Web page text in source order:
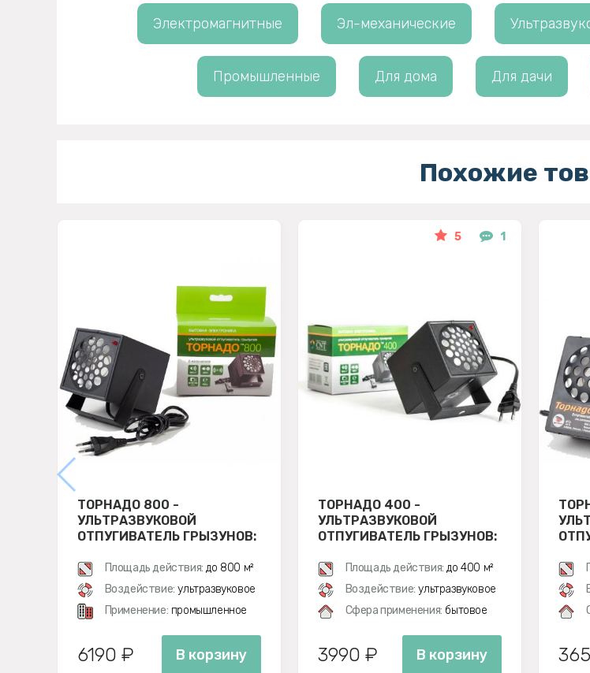
Электромагнитные Эл-механические
Промышленные Для дома Для дачи
Похожие
ТОРНАДО 800 -
УЛЬТРАЗВУКОВОЙ
ОТПУГИВАТЕЛЬ ГРЫЗУНОВ:
Площадь действия: до 800 м²
Воздействие: ультразвуковое
Применение: промышленное
6190 ₽ В корзину
5 1
ТОРНАДО 400 -
УЛЬТРАЗВУКОВОЙ
ОТПУГИВАТЕЛЬ ГРЫЗУНОВ:
Площадь действия: до 400 м²
Воздействие: ультразвуковое
Сфера применения: бытовое
3990 ₽ В корзину